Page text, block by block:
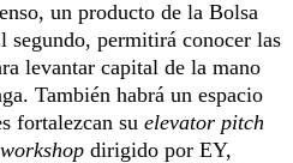
un producto de la Bolsa
segundo, permitirá conocer las
levantar capital de la mano
También habrá un espacio
fortalezcan su elevator pitch
workshop dirigido por EY,